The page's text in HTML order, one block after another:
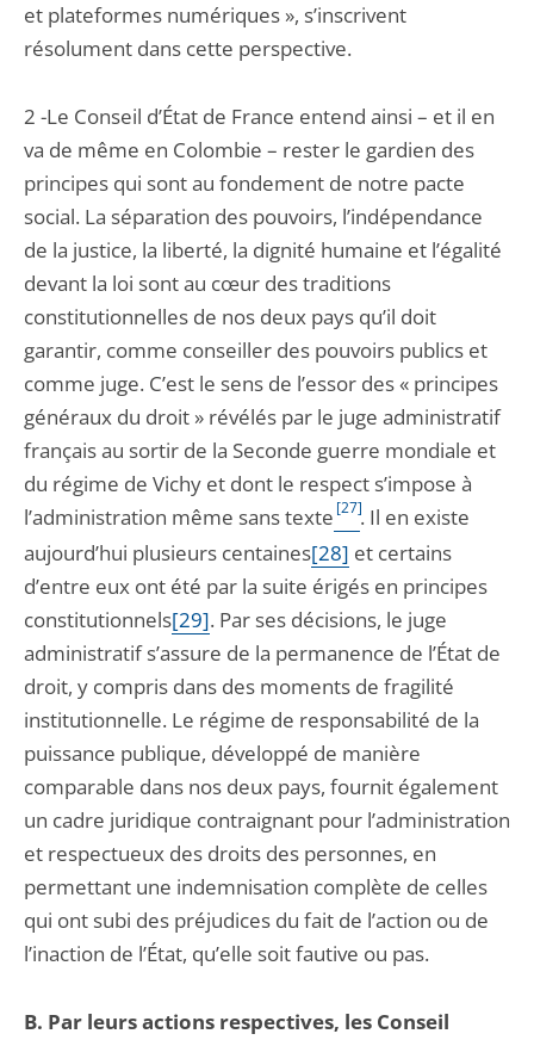
et plateformes numériques », s’inscrivent
résolument dans cette perspective.
2 -Le Conseil d’État de France entend ainsi – et il en
va de même en Colombie – rester le gardien des
principes qui sont au fondement de notre pacte
social. La séparation des pouvoirs, l’indépendance
de la justice, la liberté, la dignité humaine et l’égalité
devant la loi sont au cœur des traditions
constitutionnelles de nos deux pays qu’il doit
garantir, comme conseiller des pouvoirs publics et
comme juge. C’est le sens de l’essor des « principes
généraux du droit » révélés par le juge administratif
français au sortir de la Seconde guerre mondiale et
du régime de Vichy et dont le respect s’impose à
l’administration même sans texte [27]. Il en existe
aujourd’hui plusieurs centaines[28] et certains
d’entre eux ont été par la suite érigés en principes
constitutionnels[29]. Par ses décisions, le juge
administratif s’assure de la permanence de l’État de
droit, y compris dans des moments de fragilité
institutionnelle. Le régime de responsabilité de la
puissance publique, développé de manière
comparable dans nos deux pays, fournit également
un cadre juridique contraignant pour l’administration
et respectueux des droits des personnes, en
permettant une indemnisation complète de celles
qui ont subi des préjudices du fait de l’action ou de
l’inaction de l’État, qu’elle soit fautive ou pas.
B. Par leurs actions respectives, les Conseil